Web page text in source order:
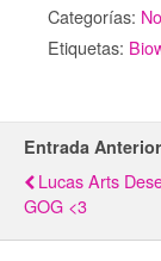
Categorías:
Etiquetas:
Entrada Anterior
Lucas Arts
GOG <3